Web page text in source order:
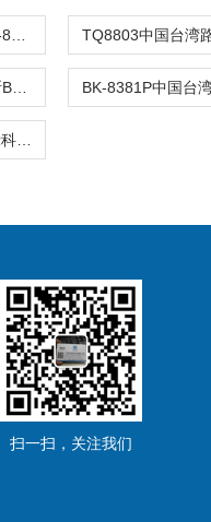
扫一扫，关注我们